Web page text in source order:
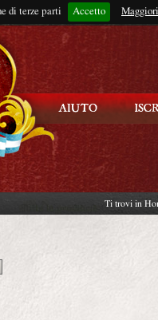
di terze parti Accetto
Rimani
Ti trovi in